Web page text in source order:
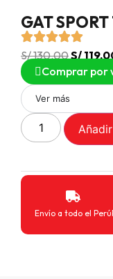
GAT
S/130.00S/
Comprar por
Ver más
Envío a todo el Perú